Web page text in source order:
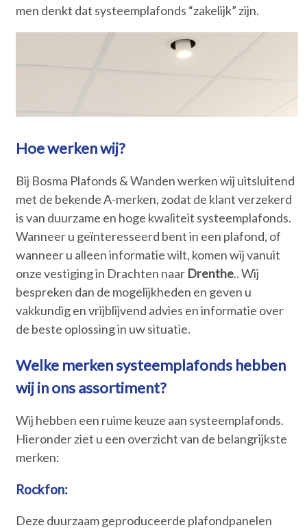
men denkt dat systeemplafonds “zakelijk” zijn.
Hoe werken wij?
Bij Bosma Plafonds & Wanden werken wij uitsluitend
met de bekende A-merken, zodat de klant verzekerd
is van duurzame en hoge kwaliteit systeemplafonds.
Wanneer u geïnteresseerd bent in een plafond, of
wanneer u alleen informatie wilt, komen wij vanuit
onze vestiging in Drachten naar Drenthe.. Wij
bespreken dan de mogelijkheden en geven u
vakkundig en vrijblijvend advies en informatie over
de beste oplossing in uw situatie.
Welke merken systeemplafonds hebben
wij in ons assortiment?
Wij hebben een ruime keuze aan systeemplafonds.
Hieronder ziet u een overzicht van de belangrijkste
merken:
Rockfon:
Deze duurzaam geproduceerde plafondpanelen